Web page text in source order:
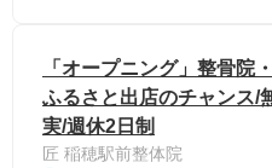
「オープニング」整骨院
ふるさと出店のチャンス/
実/週休2日制
匠 稲穂駅前整体院